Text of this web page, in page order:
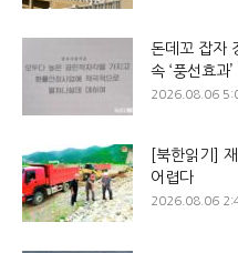
돈데꼬 잡자
속 ‘풍선효과’
2026.08.06
[북한읽기]
어렵다
2026.08.06